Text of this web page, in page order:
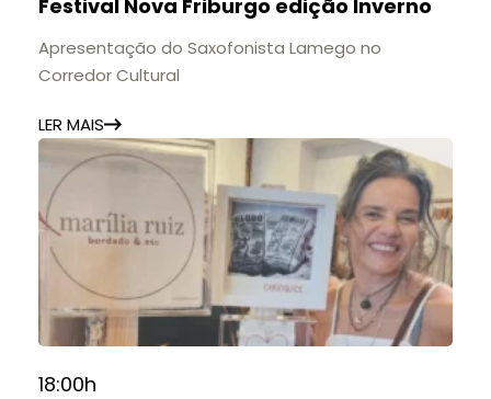
Festival Nova Friburgo edição Inverno
Apresentação do Saxofonista Lamego no
Corredor Cultural
LER MAIS
18:00h